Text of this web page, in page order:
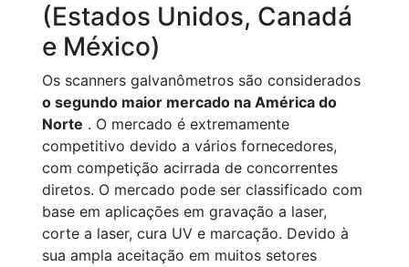
(Estados Unidos, Canadá
e México)
Os scanners galvanômetros são considerados
o segundo maior mercado na América do
Norte . O mercado é extremamente
competitivo devido a vários fornecedores,
com competição acirrada de concorrentes
diretos. O mercado pode ser classificado com
base em aplicações em gravação a laser,
corte a laser, cura UV e marcação. Devido à
sua ampla aceitação em muitos setores